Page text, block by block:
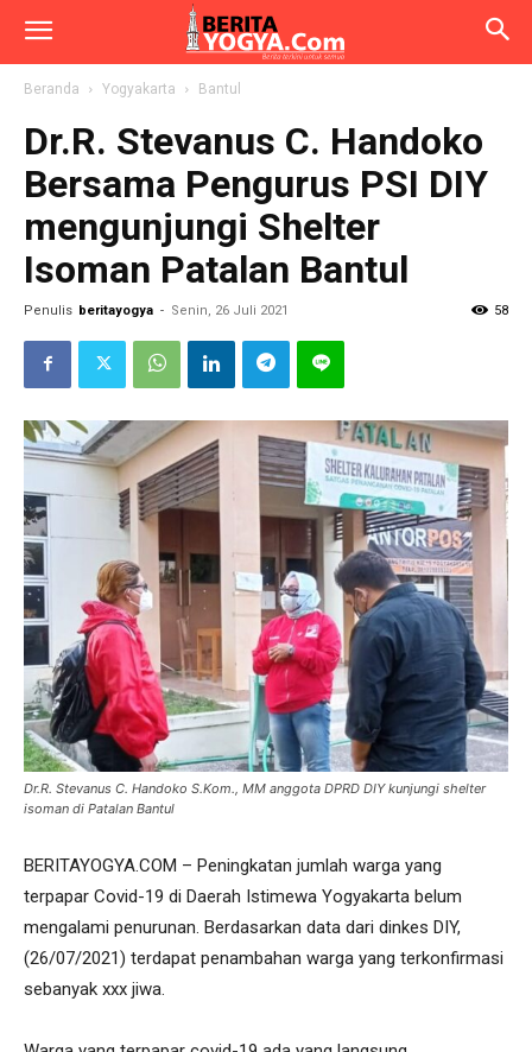
Beranda Yogyakarta Bantul
Dr.R. Stevanus C. Handoko
Bersama Pengurus PSI DIY
mengunjungi Shelter
Isoman Patalan Bantul
Penulis beritayogya - Senin, 26 Juli 2021 58
Dr.R. Stevanus C. Handoko S.Kom., MM anggota DPRD DIY kunjungi shelter
isoman di Patalan Bantul
BERITAYOGYA.COM – Peningkatan jumlah warga yang
terpapar Covid-19 di Daerah Istimewa Yogyakarta belum
mengalami penurunan. Berdasarkan data dari dinkes DIY,
(26/07/2021) terdapat penambahan warga yang terkonfirmasi
sebanyak xxx jiwa.